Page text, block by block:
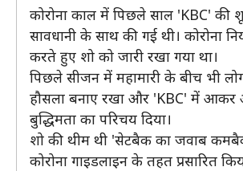
कोरोना काल में पिछले साल 'KBC' की
सावधानी के साथ की गई थी। कोरोना
करते हुए शो को जारी रखा गया था।
पिछले सीजन में महामारी के बीच भी
हौसला बनाए रखा और 'KBC' में
बुद्धिमता का परिचय दिया।
शो की थीम थी 'सेटबैक का जवाब
कोरोना गाइडलाइन के तहत प्रसारित